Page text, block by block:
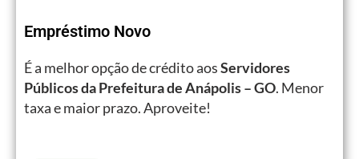
Empréstimo Novo
É a melhor opção de crédito aosServidores
Públicos da Prefeitura de Anápolis – GO. Menor
taxa e maior prazo. Aproveite!